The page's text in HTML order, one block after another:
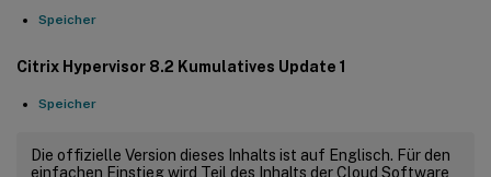
Speicher
Citrix Hypervisor 8.2 Kumulatives Update 1
Speicher
Die offizielle Version dieses Inhalts ist auf Englisch. Für den
einfachen Einstieg wird Teil des Inhalts der Cloud Software